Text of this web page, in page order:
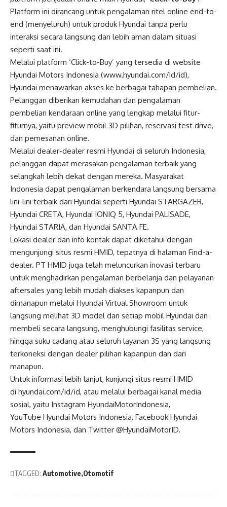
Platform ini dirancang untuk pengalaman ritel online end-to-
end (menyeluruh) untuk produk Hyundai tanpa perlu
interaksi secara langsung dan lebih aman dalam situasi
seperti saat ini.
Melalui platform ‘Click-to-Buy’ yang tersedia di website
Hyundai Motors Indonesia (www.hyundai.com/id/id),
Hyundai menawarkan akses ke berbagai tahapan pembelian.
Pelanggan diberikan kemudahan dan pengalaman
pembelian kendaraan online yang lengkap melalui fitur-
fiturnya, yaitu preview mobil 3D pilihan, reservasi test drive,
dan pemesanan online.
Melalui dealer-dealer resmi Hyundai di seluruh Indonesia,
pelanggan dapat merasakan pengalaman terbaik yang
selangkah lebih dekat dengan mereka. Masyarakat
Indonesia dapat pengalaman berkendara langsung bersama
lini-lini terbaik dari Hyundai seperti Hyundai STARGAZER,
Hyundai CRETA, Hyundai IONIQ 5, Hyundai PALISADE,
Hyundai STARIA, dan Hyundai SANTA FE.
Lokasi dealer dan info kontak dapat diketahui dengan
mengunjungi situs resmi HMID, tepatnya di halaman Find-a-
dealer. PT HMID juga telah meluncurkan inovasi terbaru
untuk menghadirkan pengalaman berbelanja dan pelayanan
aftersales yang lebih mudah diakses kapanpun dan
dimanapun melalui Hyundai Virtual Showroom untuk
langsung melihat 3D model dari setiap mobil Hyundai dan
membeli secara langsung, menghubungi fasilitas service,
hingga suku cadang atau seluruh layanan 3S yang langsung
terkoneksi dengan dealer pilihan kapanpun dan dari
manapun.
Untuk informasi lebih lanjut, kunjungi situs resmi HMID
di hyundai.com/id/id, atau melalui berbagai kanal media
sosial, yaitu Instagram HyundaiMotorIndonesia,
YouTube Hyundai Motors Indonesia, Facebook Hyundai
Motors Indonesia, dan Twitter @HyundaiMotorID.
TAGGED: Automotive Otomotif